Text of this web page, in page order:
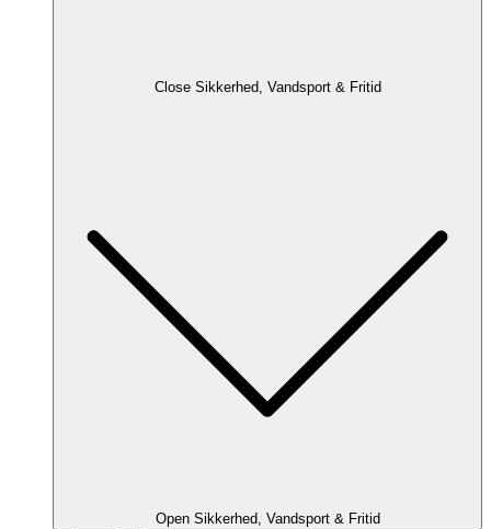
Close Sikkerhed, Vandsport & Fritid
Open Sikkerhed, Vandsport & Fritid